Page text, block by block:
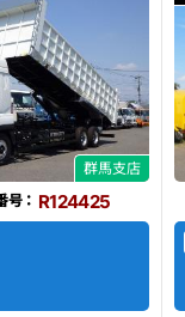
群馬支店
号： R124425